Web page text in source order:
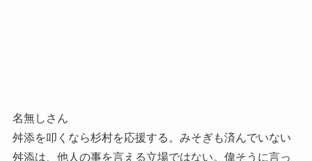
名無しさん
舛添を叩くなら杉村を応援する。みそぎも済んでいない
舛添は、他人の事を言える立場ではない。偉そうに言っ